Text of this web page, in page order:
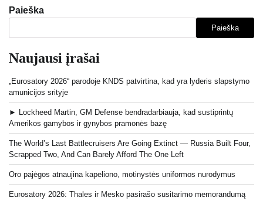
Paieška
Paieška
Naujausi įrašai
„Eurosatory 2026“ parodoje KNDS patvirtina, kad yra lyderis slapstymo
amunicijos srityje
► Lockheed Martin, GM Defense bendradarbiauja, kad sustiprintų
Amerikos gamybos ir gynybos pramonės bazę
The World’s Last Battlecruisers Are Going Extinct — Russia Built Four,
Scrapped Two, And Can Barely Afford The One Left
Oro pajėgos atnaujina kapeliono, motinystės uniformos nurodymus
Eurosatory 2026: Thales ir Mesko pasirašo susitarimo memorandumą